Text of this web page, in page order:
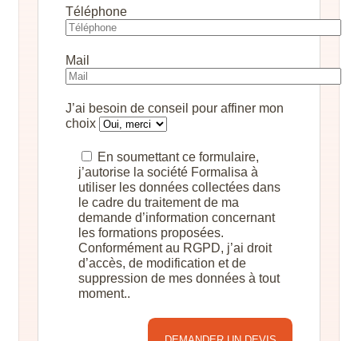
Téléphone
Mail
J’ai besoin de conseil pour affiner mon
choix
En soumettant ce formulaire,
j’autorise la société Formalisa à
utiliser les données collectées dans
le cadre du traitement de ma
demande d’information concernant
les formations proposées.
Conformément au RGPD, j’ai droit
d’accès, de modification et de
suppression de mes données à tout
moment..